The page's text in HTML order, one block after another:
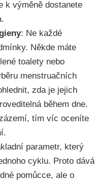
k výměně dostanete
: Ne každé
Někde máte
toalety nebo
menstruačních
zda je jejich
během dne.
tím víc oceníte
parametr, který
cyklu. Proto dává
pomůcce, ale o